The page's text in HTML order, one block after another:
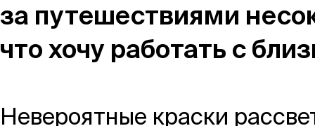
Галерея Отзывы
за путешествиями
что хочу работать с
Невероятные краски